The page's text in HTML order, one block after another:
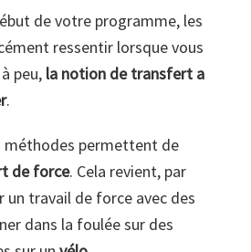
de votre programme, les
ressentir lorsque vous
peu, la notion de transfert a
.
méthodes permettent de
de force. Cela revient, par
un travail de force avec des
dans la foulée sur des